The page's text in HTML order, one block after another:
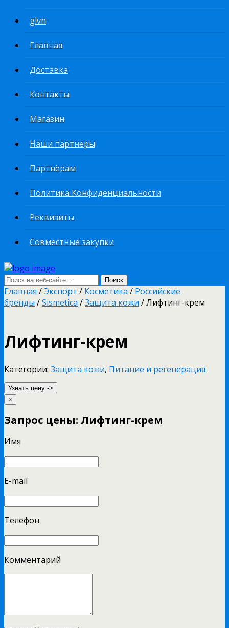
glvn
Главная
Доставка
Контакты
Магазин
Наши партнеры
Партнёрам
Политика Конфиденциальности
Реквизиты
Совместные закупки
Главная /Экспорт / Косметика / Российские
бренды /Sismetica /Защита кожи / Лифтинг-крем
Лифтинг-крем
Категории: Защита кожи, Питание и регенерация
Узнать цену ->
×
Запрос цены: Лифтинг-крем
Имя
E-mail
Телефон
Комментарий